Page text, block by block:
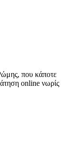
που κάποτε
online νωρίς